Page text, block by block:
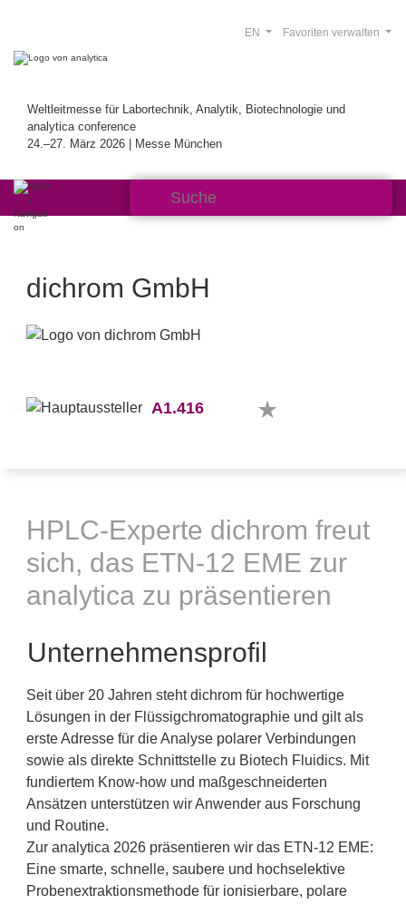
Weltleitmesse für Labortechnik, Analytik, Biotechnologie und
analytica conference
24.–27. März 2026 | Messe München
Favoriten verwalten
EN
dichrom GmbH
A1.416
HPLC-Experte dichrom freut
sich, das ETN-12 EME zur
analytica zu präsentieren
Unternehmensprofil
Seit über 20 Jahren steht dichrom für hochwertige
Lösungen in der Flüssigchromatographie und gilt als
erste Adresse für die Analyse polarer Verbindungen
sowie als direkte Schnittstelle zu Biotech Fluidics. Mit
fundiertem Know-how und maßgeschneiderten
Ansätzen unterstützen wir Anwender aus Forschung
und Routine.
Zur analytica 2026 präsentieren wir das ETN-12 EME:
Eine smarte, schnelle, saubere und hochselektive
Probenextraktionsmethode für ionisierbare, polare